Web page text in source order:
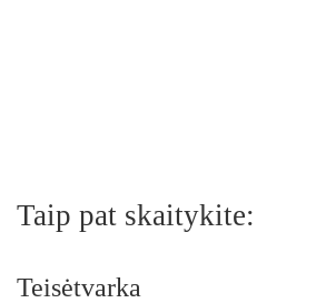
Taip pat skaitykite:
Teisėtvarka